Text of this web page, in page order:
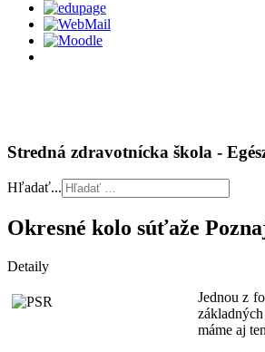
Stredná zdravotnícka škola -
Hľadať...
Okresné kolo súťaže
Detaily
Jednou z
máme aj